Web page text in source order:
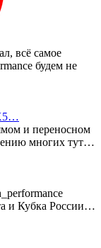
всё самое
будем не
и переносном
многих тут…
и Кубка России…